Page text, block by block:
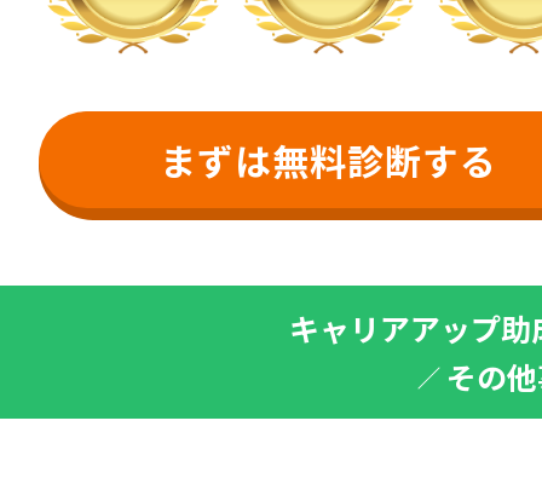
まずは無料診断する
キャリアアップ助
その